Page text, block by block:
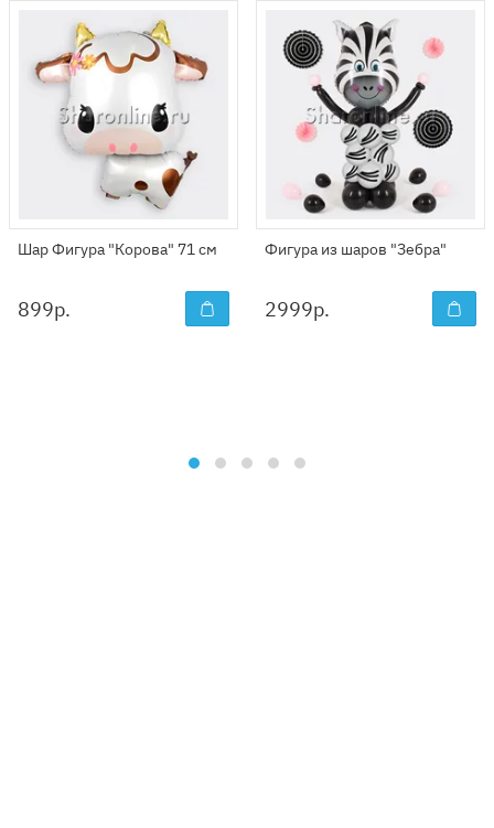
Шар Фигура "Корова" 71 см
899р.
Фигура из шаров "Зебра"
2999р.